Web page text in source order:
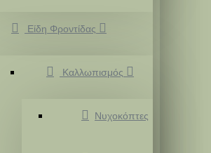
Είδη Φροντίδας
Καλλωπισμός
Νυχοκόπτες